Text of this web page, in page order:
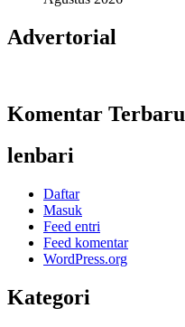
Advertorial
Komentar Terbaru
lenbari
Daftar
Masuk
Feed entri
Feed komentar
WordPress.org
Kategori